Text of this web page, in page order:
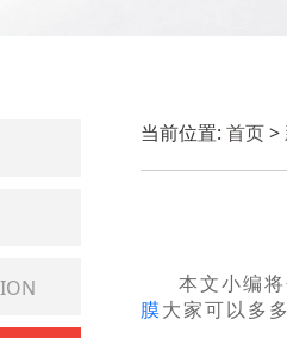
当前位置: 首页>
本文小编
膜大家可以多